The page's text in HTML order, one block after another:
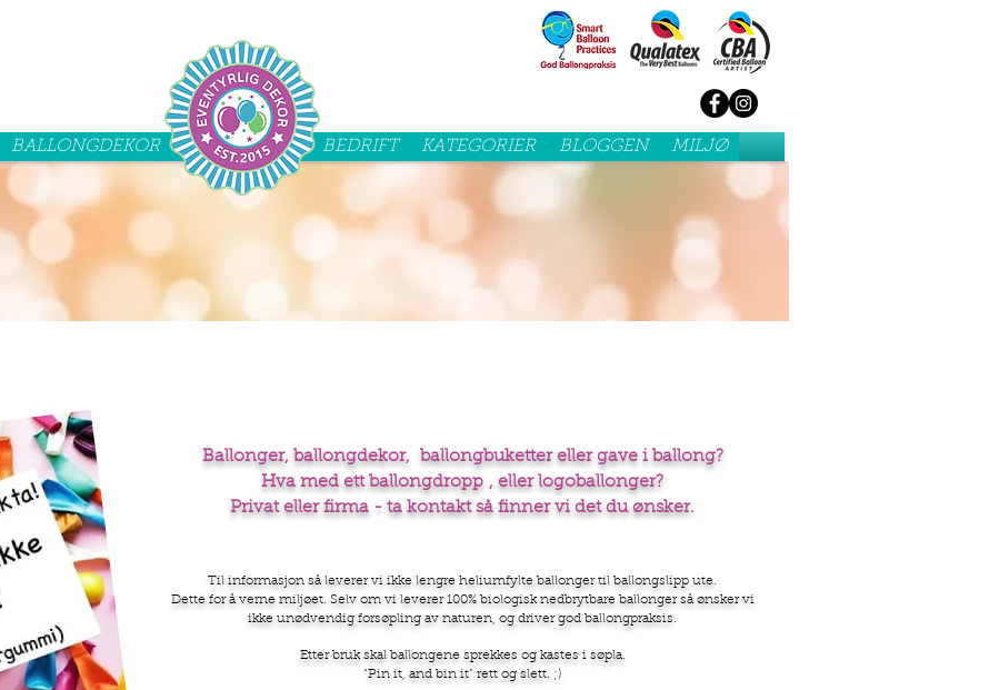
BALLONGDEKOR .......................... BEDRIFT KATEGORIER BLOGGEN MILJØ
Ballonger, ballongdekor, ballongbuketter eller gave i ballong?
Hva med ett ballongdropp , eller logoballonger?
Privat eller firma - ta kontakt så finner vi det du ønsker.
Til informasjon så leverer vi ikke lengre heliumfylte ballonger til ballongslipp ute.
Dette for å verne miljøet. Selv om vi leverer 100% biologisk nedbrytbare ballonger så ønsker vi
ikke unødvendig forsøpling av naturen, og driver god ballongpraksis.
Etter bruk skal ballongene sprekkes og kastes i søpla.
"Pin it, and bin it" rett og slett. ;)